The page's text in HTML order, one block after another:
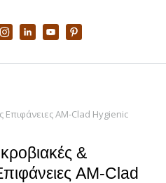
Επιφάνειες AM-Clad Hygienic
&
AM-Clad